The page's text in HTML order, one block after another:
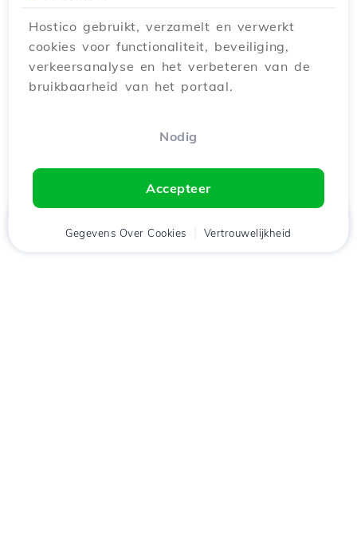
Hostico gebruikt, verzamelt en verwerkt
cookies voor functionaliteit, beveiliging,
verkeersanalyse en het verbeteren van de
bruikbaarheid van het portaal.
Nodig
Accepteer
Gegevens Over Cookies Vertrouwelijkheid
Cliënt
Winkelwagen
Chat